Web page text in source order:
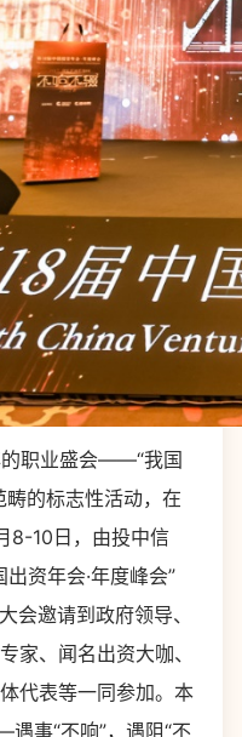
的职业盛会——“我国
畴的标志性活动，在
8-10日，由投中信
资年会·年度峰会”
会邀请到政府领导、
家、闻名出资大咖、
代表等一同参加。本
事“不响”，遇阻“不